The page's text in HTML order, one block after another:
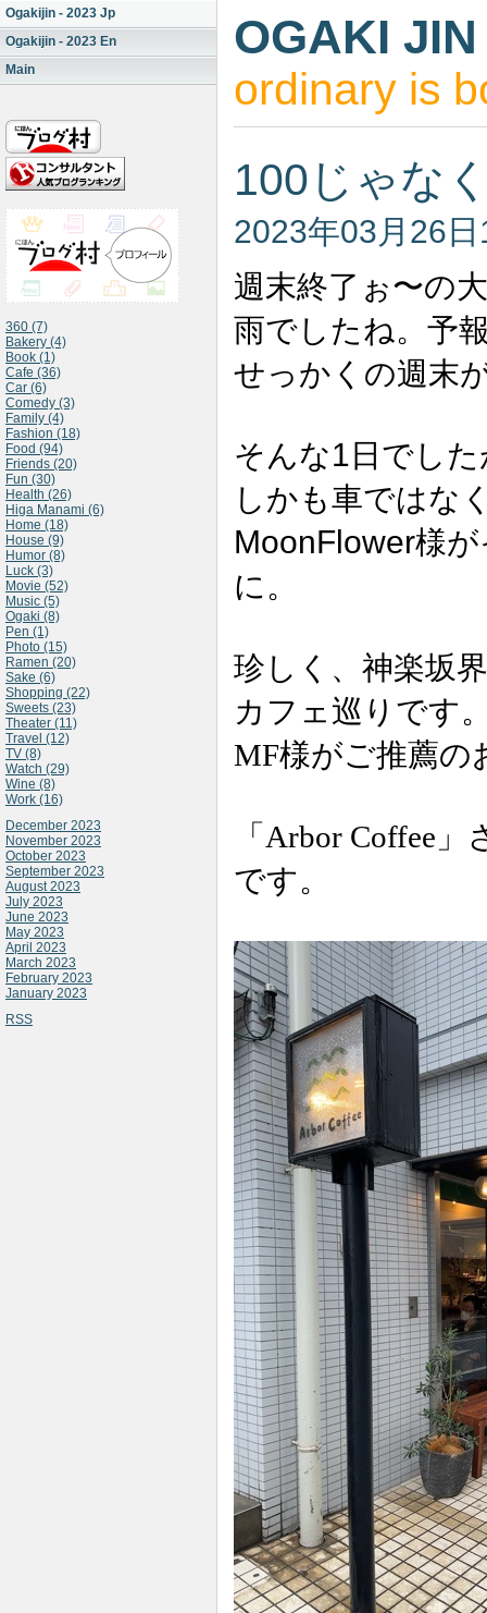
Ogakijin - 2023 Jp
Ogakijin - 2023 En
Main
360 (7)
Bakery (4)
Book (1)
Cafe (36)
Car (6)
Comedy (3)
Family (4)
Fashion (18)
Food (94)
Friends (20)
Fun (30)
Health (26)
Higa Manami (6)
Home (18)
House (9)
Humor (8)
Luck (3)
Movie (52)
Music (5)
Ogaki (8)
Pen (1)
Photo (15)
Ramen (20)
Sake (6)
Shopping (22)
Sweets (23)
Theater (11)
Travel (12)
TV (8)
Watch (29)
Wine (8)
Work (16)
December 2023
November 2023
October 2023
September 2023
August 2023
July 2023
June 2023
May 2023
April 2023
March 2023
February 2023
January 2023
RSS
OGAKI JIN
ordinary is
100じゃな
2023年03月26
週末終了ぉ〜の
雨でしたね。予
せっかくの週末
そんな1 日でし
しかも車ではな
MoonFlower様
に。
珍しく、神楽坂
カフェ巡りです
MF様がご推薦の
「Arbor Coffee
です。